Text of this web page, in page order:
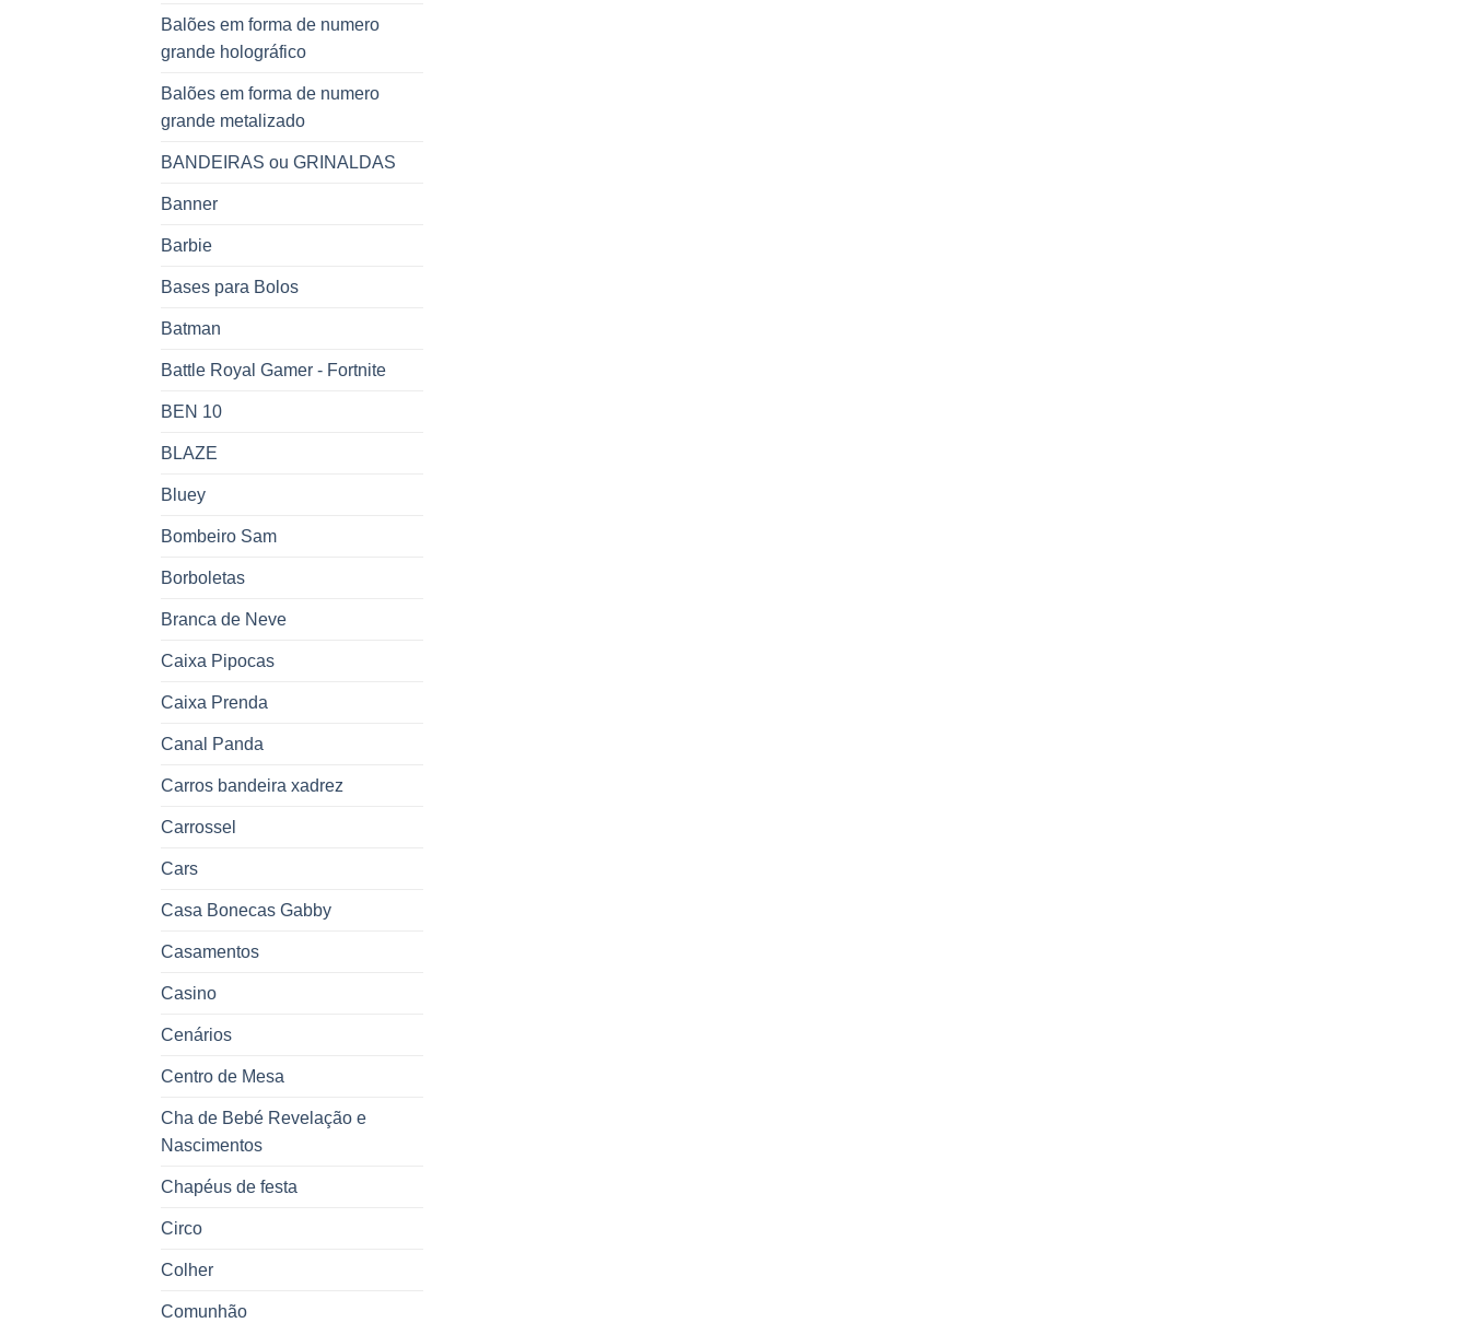
Balões em forma de numero
grande holográfico
Balões em forma de numero
grande metalizado
BANDEIRAS ou GRINALDAS
Banner
Barbie
Bases para Bolos
Batman
Battle Royal Gamer - Fortnite
BEN 10
BLAZE
Bluey
Bombeiro Sam
Borboletas
Branca de Neve
Caixa Pipocas
Caixa Prenda
Canal Panda
Carros bandeira xadrez
Carrossel
Cars
Casa Bonecas Gabby
Casamentos
Casino
Cenários
Centro de Mesa
Cha de Bebé Revelação e
Nascimentos
Chapéus de festa
Circo
Colher
Comunhão